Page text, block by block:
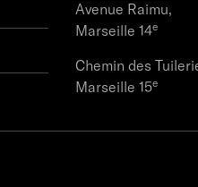
Avenue Raimu,
Marseille 14e
Chemin des
Marseille 15e